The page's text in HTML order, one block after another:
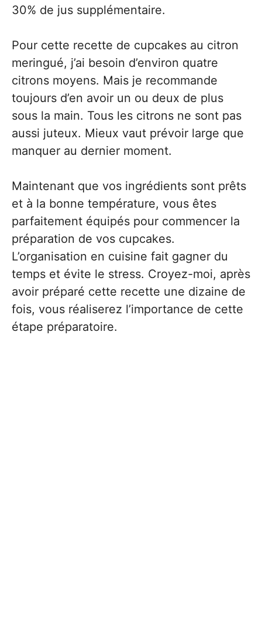
30% de jus supplémentaire.
Pour cette recette de cupcakes au citron
meringué, j’ai besoin d’environ quatre
citrons moyens. Mais je recommande
toujours d’en avoir un ou deux de plus
sous la main. Tous les citrons ne sont pas
aussi juteux. Mieux vaut prévoir large que
manquer au dernier moment.
Maintenant que vos ingrédients sont prêts
et à la bonne température, vous êtes
parfaitement équipés pour commencer la
préparation de vos cupcakes.
L’organisation en cuisine fait gagner du
temps et évite le stress. Croyez-moi, après
avoir préparé cette recette une dizaine de
fois, vous réaliserez l’importance de cette
étape préparatoire.